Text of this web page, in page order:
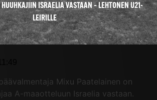
ISRAELIA VASTAAN – LEHTONEN U21-
LEIRILLE
Mixu Paatelainen on
A-maaotteluun Israelia vastaan.